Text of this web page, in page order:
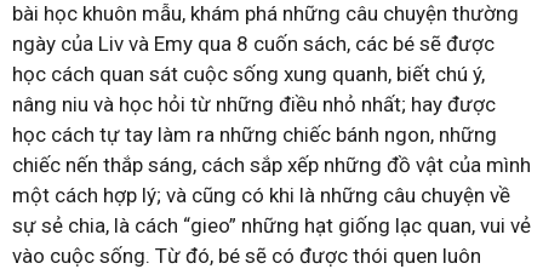
bài học khuôn mẫu, khám phá những câu chuyện thường
ngày của Liv và Emy qua 8 cuốn sách, các bé sẽ được
học cách quan sát cuộc sống xung quanh, biết chú ý,
nâng niu và học hỏi từ những điều nhỏ nhất; hay được
học cách tự tay làm ra những chiếc bánh ngon, những
chiếc nến thắp sáng, cách sắp xếp những đồ vật của mình
một cách hợp lý; và cũng có khi là những câu chuyện về
sự sẻ chia, là cách “gieo” những hạt giống lạc quan, vui vẻ
vào cuộc sống. Từ đó, bé sẽ có được thói quen luôn